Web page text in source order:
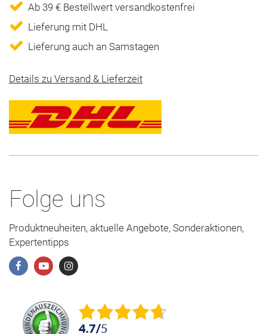
Ab 39 € Bestellwert versandkostenfrei
Lieferung mit DHL
Lieferung auch an Samstagen
Details zu Versand & Lieferzeit
Folge uns
Produktneuheiten, aktuelle Angebote, Sonderaktionen,
Expertentipps
4.7/5